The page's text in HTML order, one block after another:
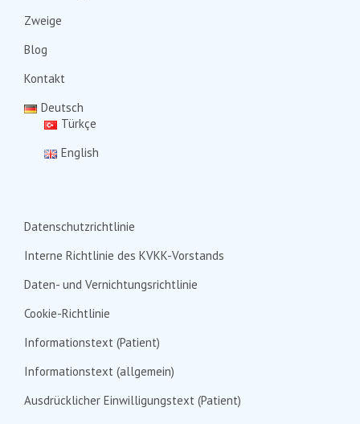
Zweige
Blog
Kontakt
Deutsch
Türkçe
English
Datenschutzrichtlinie
Interne Richtlinie des KVKK-Vorstands
Daten- und Vernichtungsrichtlinie
Cookie-Richtlinie
Informationstext (Patient)
Informationstext (allgemein)
Ausdrücklicher Einwilligungstext (Patient)